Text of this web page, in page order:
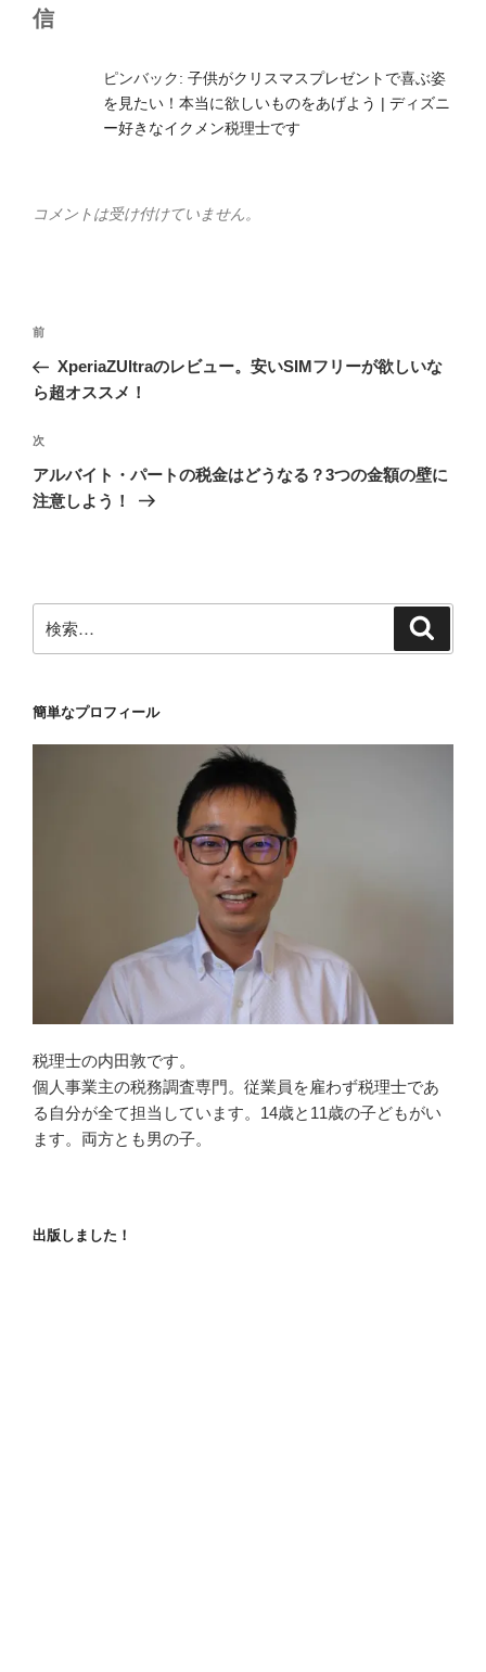
信
ピンバック: 子供がクリスマスプレゼントで喜ぶ姿
を見たい！本当に欲しいものをあげよう | ディズニ
ー好きなイクメン税理士です
コメントは受け付けていません。
投
ナ
ゲ
ー
シ
前
の
投
前
XperiaZUltraのレビュー。安いSIMフリーが欲しいな
ら超オススメ！
次
の
投
次
アルバイト・パートの税金はどうなる？3つの金額の壁に
注意しよう！
索:
簡単なプロフィール
税理士の内田敦です。
個人事業主の税務調査専門。従業員を雇わず税理士であ
る自分が全て担当しています。14歳と11歳の子どもがい
ます。両方とも男の子。
出版しました！